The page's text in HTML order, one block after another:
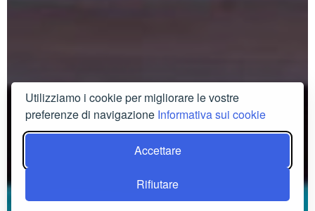
Utilizziamo i cookie per migliorare le vostre
preferenze di navigazione Informativa sui cookie
Accettare
Rifiutare